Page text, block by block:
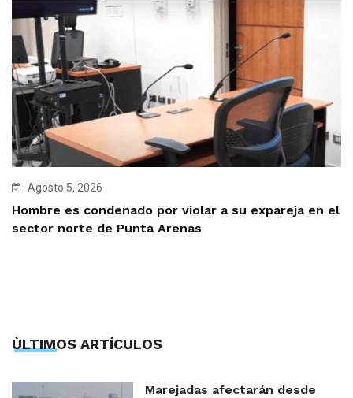
Agosto 5, 2026
Hombre es condenado por violar a su expareja en el
sector norte de Punta Arenas
ÙLTIMOS ARTÍCULOS
Marejadas afectarán desde